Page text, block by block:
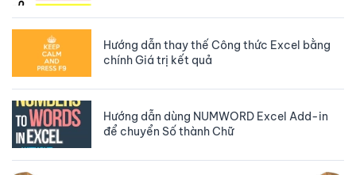
Hướng dẫn thay thế Công thức Excel bằng
chính Giá trị kết quả
Hướng dẫn dùng NUMWORD Excel Add-in
để chuyển Số thành Chữ